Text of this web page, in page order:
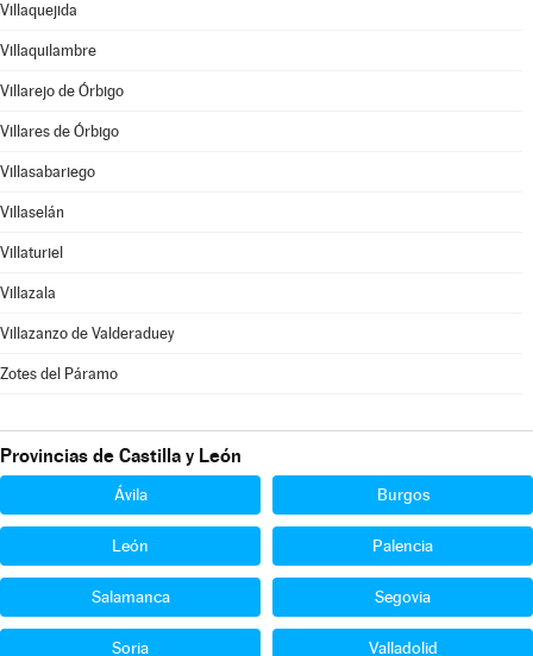
Villaquejida
Villaquilambre
Villarejo de Órbigo
Villares de Órbigo
Villasabariego
Villaselán
Villaturiel
Villazala
Villazanzo de Valderaduey
Zotes del Páramo
Provincias de Castilla y León
Ávila Burgos
León Palencia
Salamanca Segovia
Soria Valladolid